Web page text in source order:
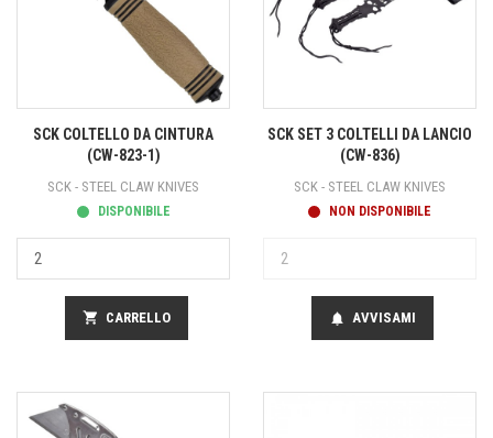
SCK COLTELLO DA CINTURA
(CW-823-1)
SCK - STEEL CLAW KNIVES
DISPONIBILE
shopping_cart CARRELLO
SCK SET 3 COLTELLI DA LANCIO
(CW-836)
SCK - STEEL CLAW KNIVES
NON DISPONIBILE
notifications AVVISAMI